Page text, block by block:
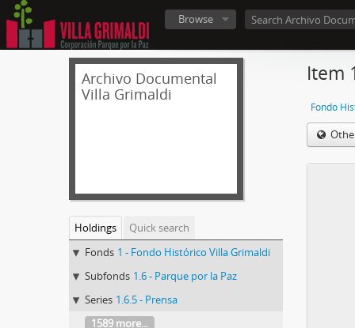
Browse
Archivo Documental
Villa Grimaldi
Holdings
Quick search
Fonds 1 - Fondo Histórico Villa Grimaldi
Subfonds 1.6 - Parque por la Paz
Series 1.6.5 - Prensa
1589 more...
Item
Fondo